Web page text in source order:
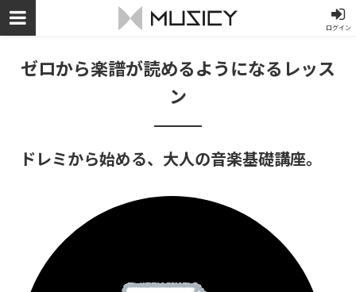
ログイン
ゼロから楽譜が読めるようになるレッス
ン
ドレミから始める、大人の音楽基礎講座。